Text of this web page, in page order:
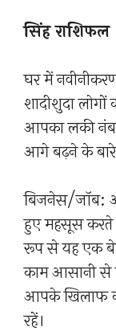
सिंह राशिफल
घर में
शादीशुदा
आपका लकी
आगे बढ़ने के
बिजनेस/जॉब:
हुए महसूस करते
रूप से यह एक
काम आसानी
आपके खिलाफ
रहें।